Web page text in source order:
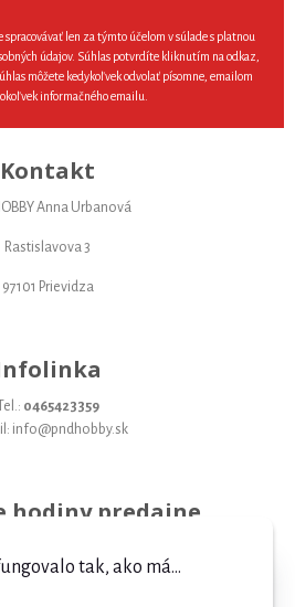
tak, ako má...
spracovávať len za týmto účelom v súlade s platnou
údajov. Súhlas potvrdíte kliknutím na odkaz,
môžete kedykoľvek odvolať písomne, emailom
informačného emailu.
Kontakt
Anna Urbanová
Rastislavova 3
97101 Prievidza
Tel.: 0465423359
info@pndhobby.sk
hodiny predajne